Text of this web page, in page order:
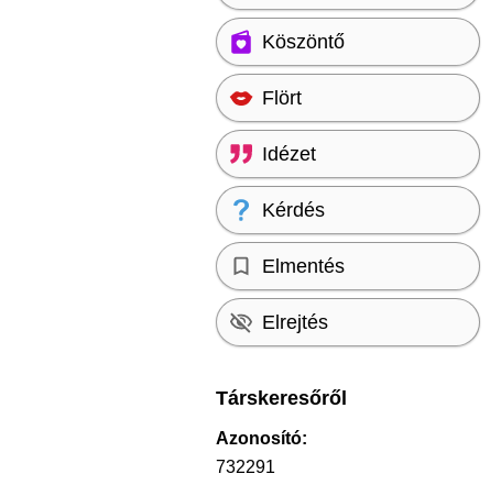
Köszöntő
Flört
Idézet
Kérdés
Elmentés
Elrejtés
Társkeresőről
Azonosító:
732291